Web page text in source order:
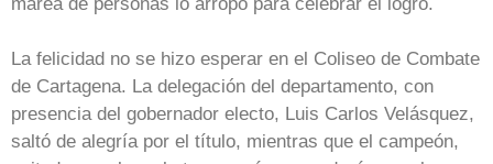
La felicidad no se hizo esperar en el Coliseo de Combate
de Cartagena. La delegación del departamento, con
presencia del gobernador electo, Luis Carlos Velásquez,
saltó de alegría por el título, mientras que el campeón,